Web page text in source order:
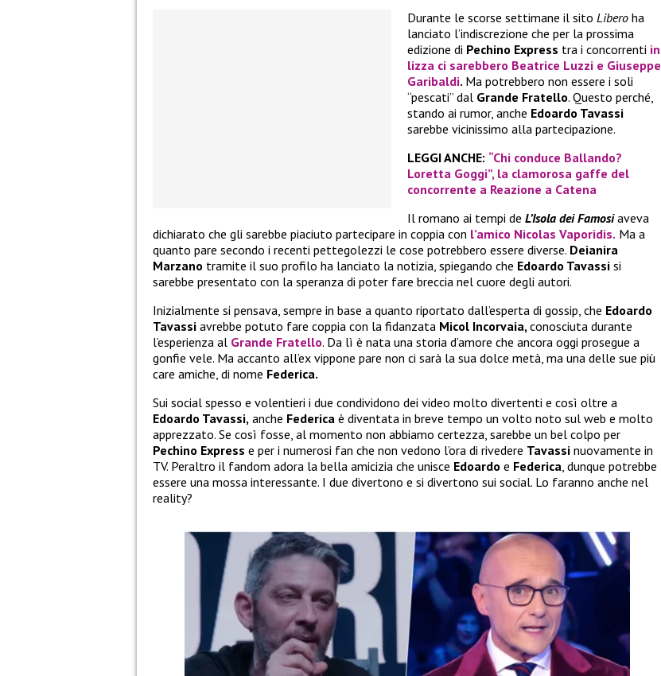
Durante le scorse settimane il sito Libero ha
lanciato l’indiscrezione che per la prossima
edizione di Pechino Express tra i concorrenti in
lizza ci sarebbero Beatrice Luzzi e Giuseppe
Garibaldi. Ma potrebbero non essere i soli
“pescati” dal Grande Fratello. Questo perché,
stando ai rumor, anche Edoardo Tavassi
sarebbe vicinissimo alla partecipazione.
LEGGI ANCHE: “Chi conduce Ballando?
Loretta Goggi”, la clamorosa gaffe del
concorrente a Reazione a Catena
Il romano ai tempi de L’Isola dei Famosiaveva
dichiarato che gli sarebbe piaciuto partecipare in coppia con l’amico Nicolas Vaporidis. Ma a
quanto pare secondo i recenti pettegolezzi le cose potrebbero essere diverse. Deianira
Marzano tramite il suo profilo ha lanciato la notizia, spiegando che Edoardo Tavassi si
sarebbe presentato con la speranza di poter fare breccia nel cuore degli autori.
Inizialmente si pensava, sempre in base a quanto riportato dall’esperta di gossip, che Edoardo
Tavassi avrebbe potuto fare coppia con la fidanzata Micol Incorvaia,conosciuta durante
l’esperienza al Grande Fratello. Da lì è nata una storia d’amore che ancora oggi prosegue a
gonfie vele. Ma accanto all’ex vippone pare non ci sarà la sua dolce metà, ma una delle sue più
care amiche, di nome Federica.
Sui social spesso e volentieri i due condividono dei video molto divertenti e così oltre a
Edoardo Tavassi, anche Federica è diventata in breve tempo un volto noto sul web e molto
apprezzato. Se così fosse, al momento non abbiamo certezza, sarebbe un bel colpo per
Pechino Express e per i numerosi fan che non vedono l’ora di rivedere Tavassi nuovamente in
TV. Peraltro il fandom adora la bella amicizia che unisce Edoardo e Federica, dunque potrebbe
essere una mossa interessante. I due divertono e si divertono sui social. Lo faranno anche nel
reality?